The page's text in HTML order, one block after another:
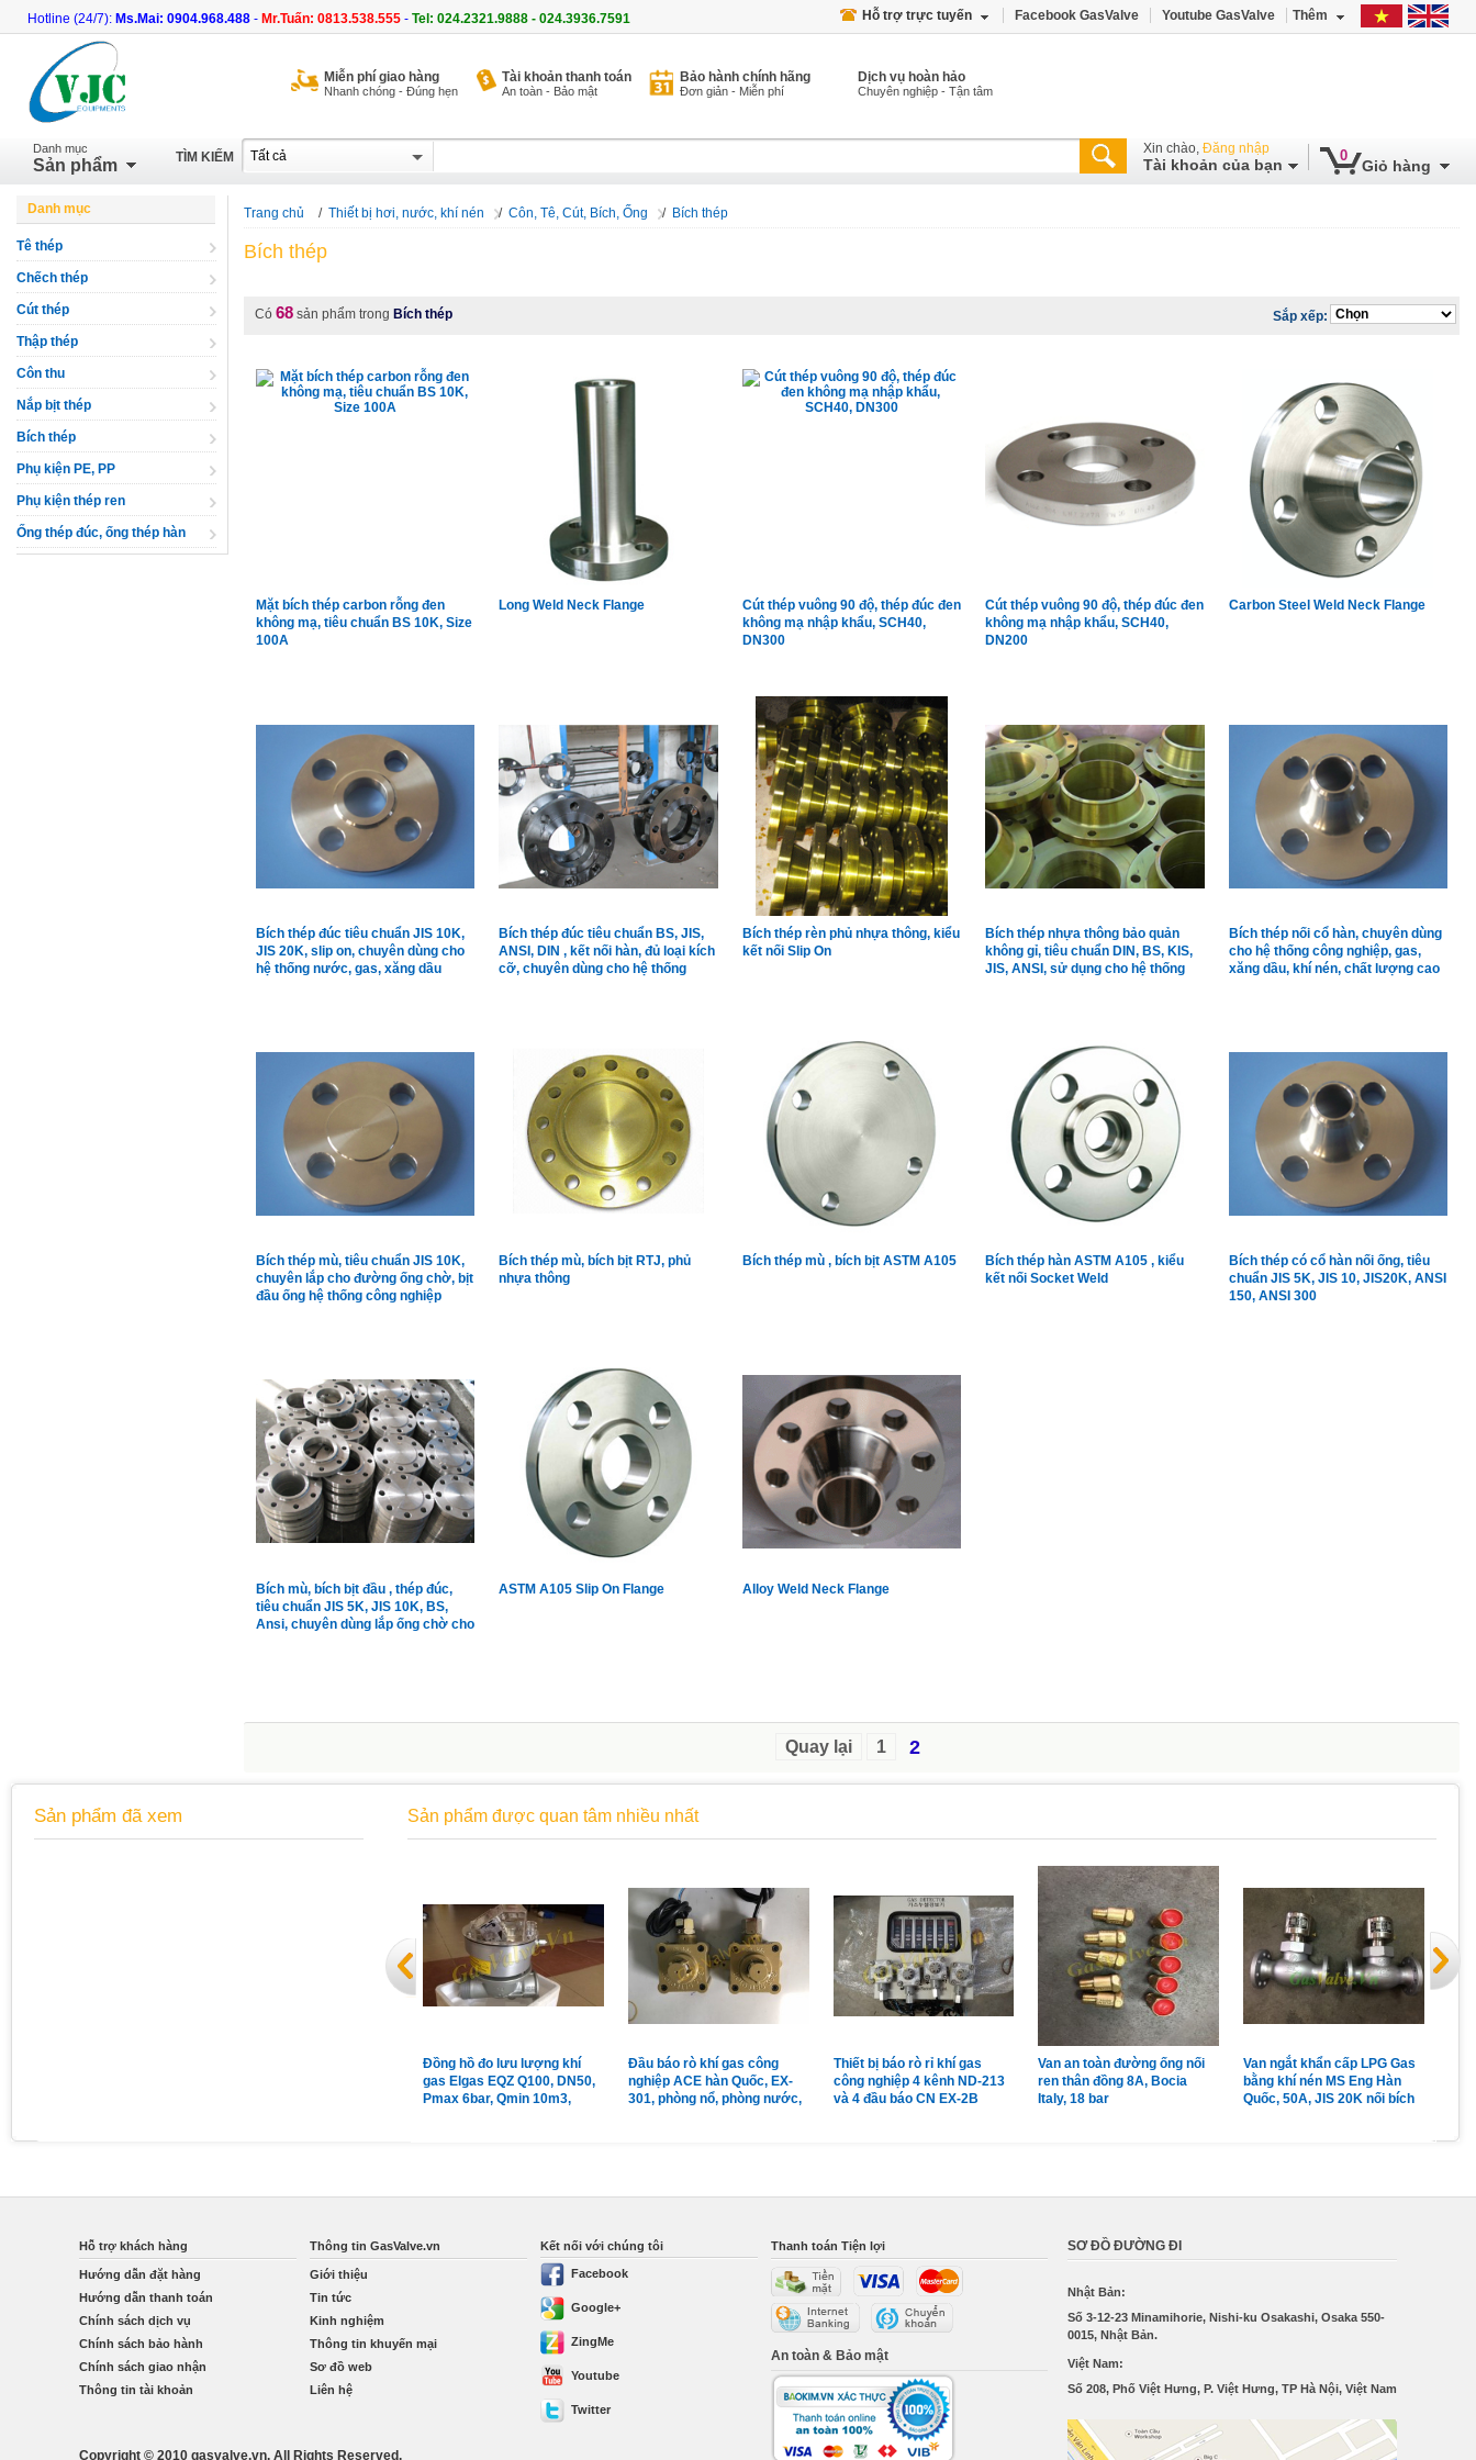
Hotline (24/7): Ms.Mai: 0904.968.488 - Mr.Tuấn: 0813.538.555 - Tel: 024.2321.9888 - 024.3936.7591 Hỗ trợ trực tuyến Facebook GasValve Youtube GasValve Thêm
Miễn phí giao hàng
Nhanh chóng - Đúng hẹn
Tài khoản thanh toán
An toàn - Bảo mật
Bảo hành chính hãng
Đơn giản - Miễn phí
Dịch vụ hoàn hảo
Chuyên nghiệp - Tận tâm
TÌM KIẾM
Danh mục
Sản phẩm
Xin chào, Đăng nhập
Tài khoản của bạn
0
Giỏ hàng
Danh mục
Tê thép
Chếch thép
Cút thép
Thập thép
Côn thu
Nắp bịt thép
Bích thép
Phụ kiện PE, PP
Phụ kiện thép ren
Ống thép đúc, ống thép hàn
Trang chủ / Thiết bị hơi, nước, khí nén / Côn, Tê, Cút, Bích, Ống / Bích thép
Bích thép
Có 68 sản phẩm trong Bích thép Sắp xếp:
Mặt bích thép carbon rỗng đen
không mạ, tiêu chuẩn BS 10K, Size
100A
Long Weld Neck Flange
Cút thép vuông 90 độ, thép đúc đen
không mạ nhập khẩu, SCH40,
DN300
Cút thép vuông 90 độ, thép đúc đen
không mạ nhập khẩu, SCH40,
DN200
Carbon Steel Weld Neck Flange
Bích thép đúc tiêu chuẩn JIS 10K,
JIS 20K, slip on, chuyên dùng cho
hệ thống nước, gas, xăng dầu
Bích thép đúc tiêu chuẩn BS, JIS,
ANSI, DIN , kết nối hàn, đủ loại kích
cỡ, chuyên dùng cho hệ thống
Bích thép rèn phủ nhựa thông, kiểu
kết nối Slip On
Bích thép nhựa thông bảo quản
không gỉ, tiêu chuẩn DIN, BS, KIS,
JIS, ANSI, sử dụng cho hệ thống
Bích thép nối cổ hàn, chuyên dùng
cho hệ thống công nghiệp, gas,
xăng dầu, khí nén, chất lượng cao
Bích thép mù, tiêu chuẩn JIS 10K,
chuyên lắp cho đường ống chờ, bịt
đầu ống hệ thống công nghiệp
Bích thép mù, bích bịt RTJ, phủ
nhựa thông
Bích thép mù , bích bịt ASTM A105
Bích thép hàn ASTM A105 , kiểu
kết nối Socket Weld
Bích thép có cổ hàn nối ống, tiêu
chuẩn JIS 5K, JIS 10, JIS20K, ANSI
150, ANSI 300
Bích mù, bích bịt đầu , thép đúc,
tiêu chuẩn JIS 5K, JIS 10K, BS,
Ansi, chuyên dùng lắp ống chờ cho
ASTM A105 Slip On Flange Alloy Weld Neck Flange
Quay lại 1 2
Sản phẩm đã xem Sản phẩm được quan tâm nhiều nhất
Đồng hồ đo lưu lượng khí
gas Elgas EQZ Q100, DN50,
Pmax 6bar, Qmin 10m3,
Đầu báo rò khí gas công
nghiệp ACE hàn Quốc, EX-
301, phòng nổ, phòng nước,
Thiết bị báo rò rỉ khí gas
công nghiệp 4 kênh ND-213
và 4 đầu báo CN EX-2B
Van an toàn đường ống nối
ren thân đồng 8A, Bocia
Italy, 18 bar
Van ngắt khẩn cấp LPG Gas
bằng khí nén MS Eng Hàn
Quốc, 50A, JIS 20K nối bích
Hỗ trợ khách hàng
Hướng dẫn đặt hàng
Hướng dẫn thanh toán
Chính sách dịch vụ
Chính sách bảo hành
Chính sách giao nhận
Thông tin tài khoản
Thông tin GasValve.vn
Giới thiệu
Tin tức
Kinh nghiệm
Thông tin khuyến mại
Sơ đồ web
Liên hệ
Kết nối với chúng tôi
Facebook
Google+
ZingMe
Youtube
Twitter
Thanh toán Tiện lợi
An toàn & Bảo mật
Copyright © 2010 gasvalve.vn. All Rights Reserved.
SƠ ĐỒ ĐƯỜNG ĐI
Nhật Bản:
Số 3-12-23 Minamihorie, Nishi-ku Osakashi, Osaka 550-
0015, Nhật Bản.
Việt Nam:
Số 208, Phố Việt Hưng, P. Việt Hưng, TP Hà Nội, Việt Nam